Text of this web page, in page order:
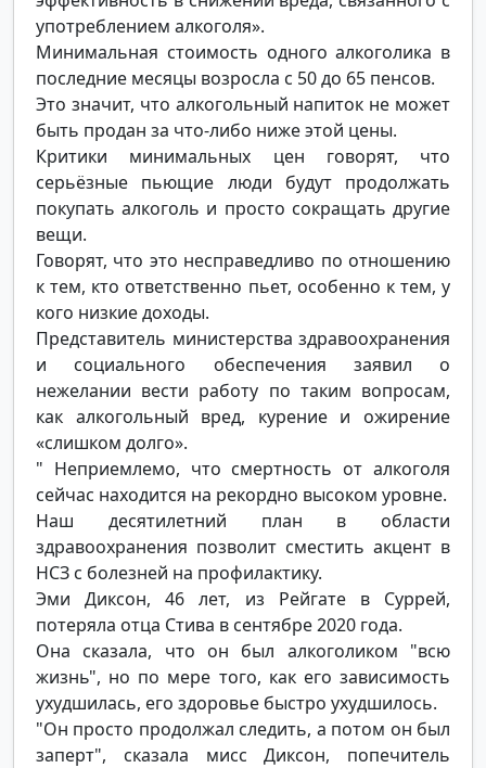
употреблением алкоголя».
Минимальная стоимость одного алкоголика в
последние месяцы возросла с 50 до 65 пенсов.
Это значит, что алкогольный напиток не может
быть продан за что-либо ниже этой цены.
Критики минимальных цен говорят, что
серьёзные пьющие люди будут продолжать
покупать алкоголь и просто сокращать другие
вещи.
Говорят, что это несправедливо по отношению
к тем, кто ответственно пьет, особенно к тем, у
кого низкие доходы.
Представитель министерства здравоохранения
и социального обеспечения заявил о
нежелании вести работу по таким вопросам,
как алкогольный вред, курение и ожирение
«слишком долго».
" Неприемлемо, что смертность от алкоголя
сейчас находится на рекордно высоком уровне.
Наш десятилетний план в области
здравоохранения позволит сместить акцент в
НСЗ с болезней на профилактику.
Эми Диксон, 46 лет, из Рейгате в Суррей,
потеряла отца Стива в сентябре 2020 года.
Она сказала, что он был алкоголиком "всю
жизнь", но по мере того, как его зависимость
ухудшилась, его здоровье быстро ухудшилось.
"Он просто продолжал следить, а потом он был
заперт", сказала мисс Диксон, попечитель